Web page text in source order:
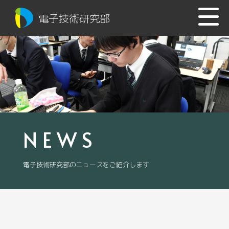
電子技術研究部
NEWS
電子技術研究部のニュースをご紹介します